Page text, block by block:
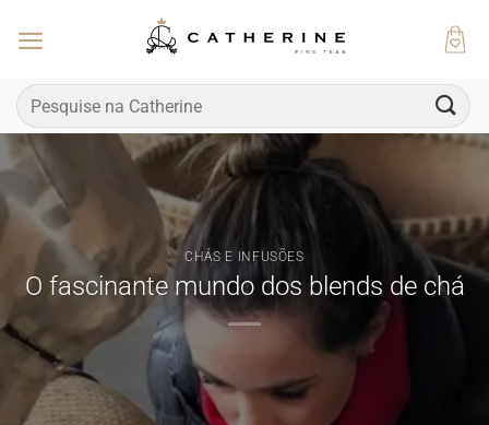
Pesquisar
por:
CHÁS E INFUSÕES
O fascinante mundo dos blends de chá